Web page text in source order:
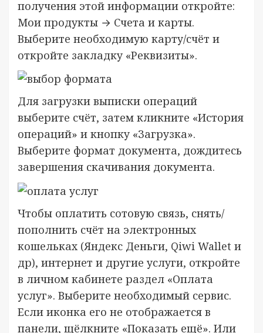
получения этой информации откройте:
Мои продукты → Счета и карты.
Выберите необходимую карту/счёт и
откройте закладку «Реквизиты».
Для загрузки выписки операций
выберите счёт, затем кликните «История
операций» и кнопку «Загрузка».
Выберите формат документа, дождитесь
завершения скачивания документа.
Чтобы оплатить сотовую связь, снять/
пополнить счёт на электронных
кошельках (Яндекс Деньги, Qiwi Wallet и
др), интернет и другие услуги, откройте
в личном кабинете раздел «Оплата
услуг». Выберите необходимый сервис.
Если иконка его не отображается в
панели, щёлкните «Показать ещё». Или